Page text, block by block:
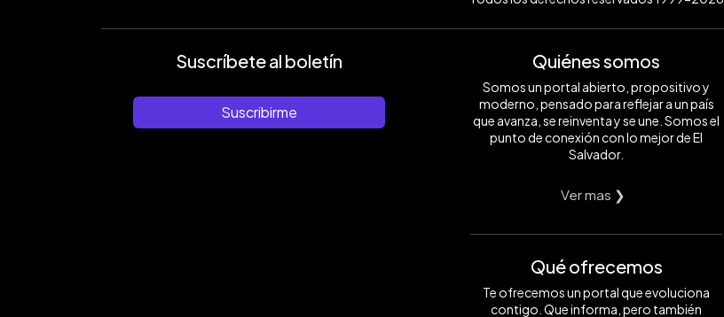
Suscríbete al boletín
Suscribirme
Quiénes somos
Somos un portal abierto, propositivo y
moderno, pensado para reflejar a un país
que avanza, se reinventa y se une. Somos el
punto de conexión con lo mejor de El
Salvador.
Ver mas ❯
Qué ofrecemos
Te ofrecemos un portal que evoluciona
contigo. Que informa, pero también